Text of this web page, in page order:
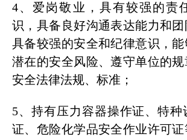
4、爱岗敬业，具有较强的责
识，具备良好沟通表达能力和团
具备较强的安全和纪律意识，
潜在的安全风险、遵守单位的
安全法律法规、标准；
5、持有压力容器操作证、特种
证、危险化学品安全作业许可